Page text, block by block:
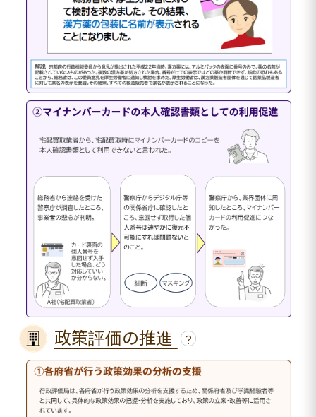
政策評価の推進